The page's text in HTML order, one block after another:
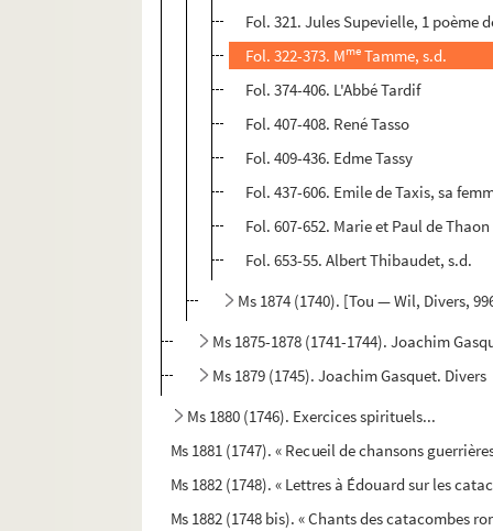
Fol. 321. Jules Supevielle, 1 poème
Fol. 322-373. Mme Tamme, s.d.
Fol. 374-406. L'Abbé Tardif
Fol. 407-408. René Tasso
Fol. 409-436. Edme Tassy
Fol. 437-606. Emile de Taxis, sa
Fol. 607-652. Marie et Paul de Thaon
Fol. 653-55. Albert Thibaudet, s.d.
Ms 1874 (1740). [Tou — Wil, Divers,
Ms 1875-1878 (1741-1744). Joachim
Ms 1879 (1745). Joachim Gasquet. Divers
Ms 1880 (1746). Exercices spirituels...
Ms 1881 (1747). « Recueil de chansons
Ms 1882 (1748). « Lettres à Édouard sur les
Ms 1882 (1748 bis). « Chants des catacombes